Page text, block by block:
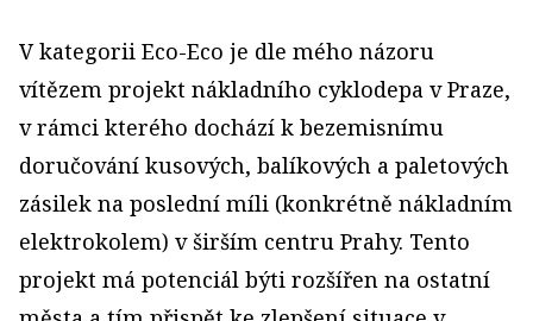
V kategorii Eco-Eco je dle mého názoru
vítězem projekt nákladního cyklodepa v Praze,
v rámci kterého dochází k bezemisnímu
doručování kusových, balíkových a paletových
zásilek na poslední míli (konkrétně nákladním
elektrokolem) v širším centru Prahy. Tento
projekt má potenciál býti rozšířen na ostatní